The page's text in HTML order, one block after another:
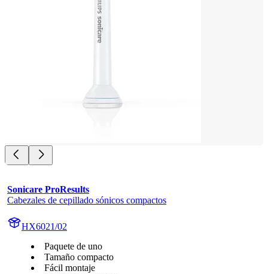
Sonicare ProResults
Cabezales de cepillado sónicos compactos
HX6021/02
Paquete de uno
Tamaño compacto
Fácil montaje